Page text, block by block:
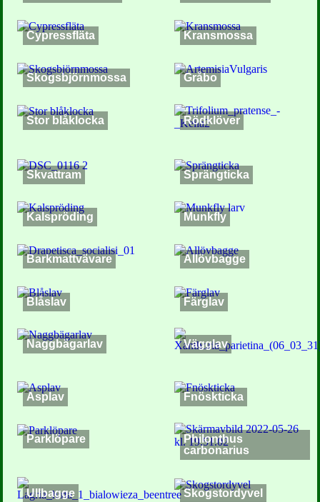
Cypressfläta Kransmossa
Skogsbjörnmossa Gråbo
Stor blåklocka Rödklöver
Skvattram Sprängticka
Kalspröding Munkfly
Barkmattvävare Allövbagge
Blåslav Färglav
Naggbägarlav Vägglav
Asplav Fnöskticka
Parklöpare
Philonthus
carbonarius
Ullbagge Skogstordyvel